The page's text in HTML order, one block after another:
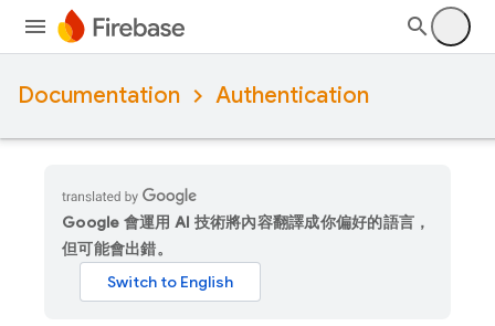
Documentation Authentication
Google 會運用 AI 技術將內容翻譯成你偏好的語言，
但可能會出錯。